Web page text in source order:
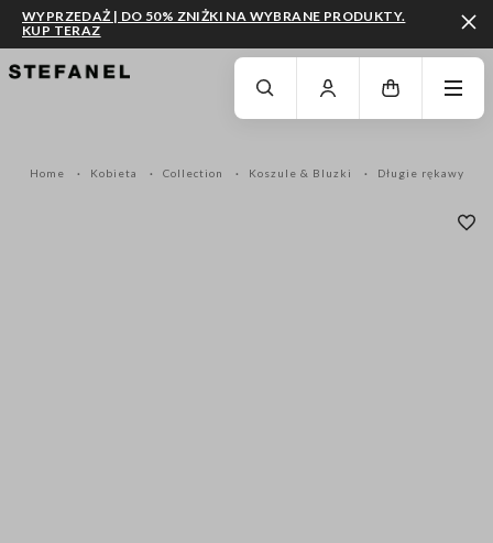
PRZEJDŹ DO GŁÓWNEJ TREŚCI PRZEWIŃ NA DÓŁ STRONY
WYPRZEDAŻ | DO 50% ZNIŻKI NA WYBRANE PRODUKTY.
KUP TERAZ
Home Kobieta Collection Koszule & Bluzki Długie rękawy